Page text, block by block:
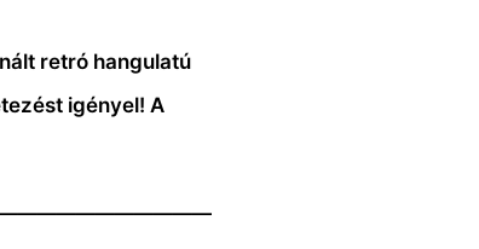
retró hangulatú
igényel! A